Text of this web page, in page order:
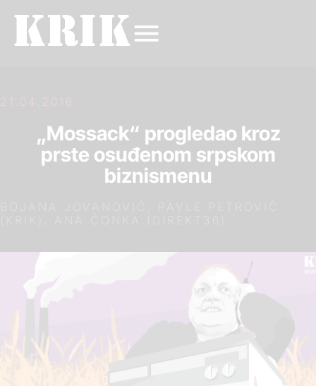
21.04.2016.
„Mossack“ progledao kroz
prste osuđenom srpskom
biznismenu